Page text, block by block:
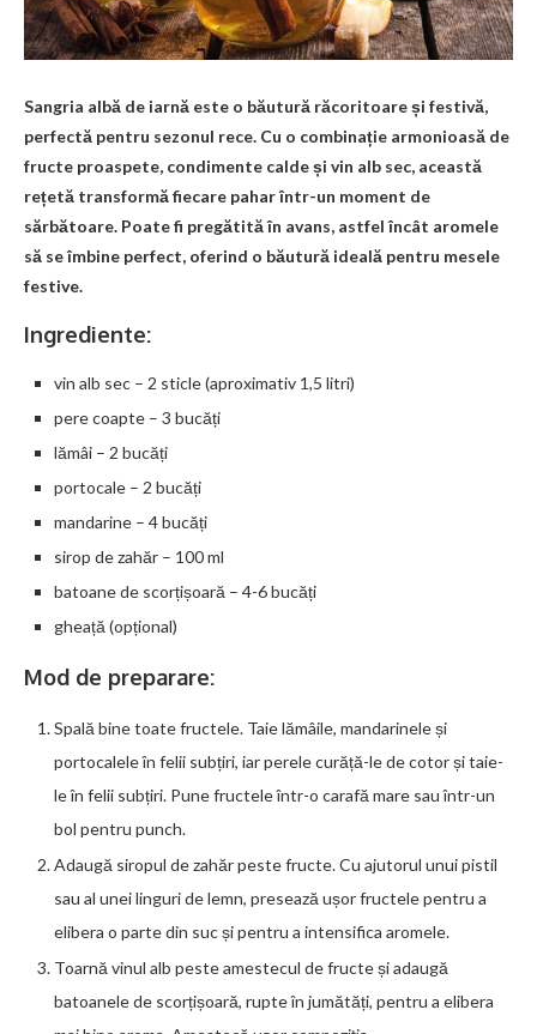
Sangria albă de iarnă este o băutură răcoritoare și festivă,
perfectă pentru sezonul rece. Cu o combinație armonioasă de
fructe proaspete, condimente calde și vin alb sec, această
rețetă transformă fiecare pahar într-un moment de
sărbătoare. Poate fi pregătită în avans, astfel încât aromele
să se îmbine perfect, oferind o băutură ideală pentru mesele
festive.
Ingrediente:
vin alb sec – 2 sticle (aproximativ 1,5 litri)
pere coapte – 3 bucăți
lămâi – 2 bucăți
portocale – 2 bucăți
mandarine – 4 bucăți
sirop de zahăr – 100 ml
batoane de scorțișoară – 4-6 bucăți
gheață (opțional)
Mod de preparare:
Spală bine toate fructele. Taie lămâile, mandarinele și
portocalele în felii subțiri, iar perele curăță-le de cotor și taie-
le în felii subțiri. Pune fructele într-o carafă mare sau într-un
bol pentru punch.
Adaugă siropul de zahăr peste fructe. Cu ajutorul unui pistil
sau al unei linguri de lemn, presează ușor fructele pentru a
elibera o parte din suc și pentru a intensifica aromele.
Toarnă vinul alb peste amestecul de fructe și adaugă
batoanele de scorțișoară, rupte în jumătăți, pentru a elibera